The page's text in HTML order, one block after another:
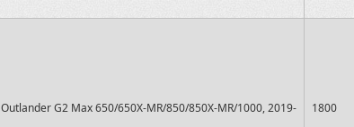
Outlander G2 Max 650/650X-MR/850/850X-MR/1000, 2019- 1800